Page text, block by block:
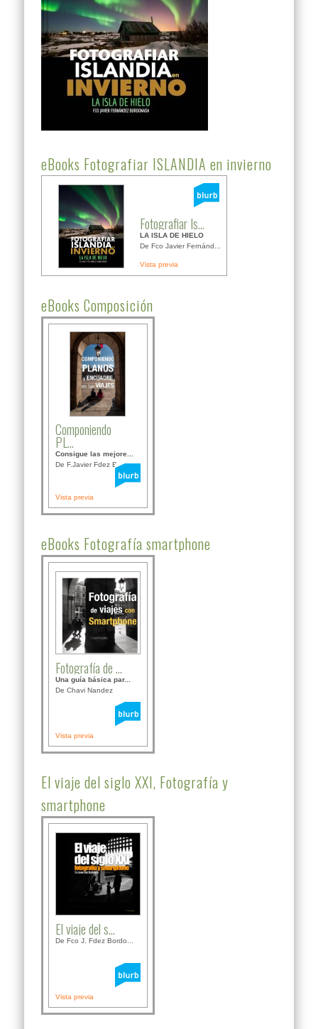
eBooks Fotografiar ISLANDIA en invierno
Fotografiar Is...
LA ISLA DE HIELO
De Fco Javier Fernánd...
Vista previa
eBooks Composición
Componiendo
PL...
Consigue las mejore...
De F.Javier Fdez Bor...
Vista previa
eBooks Fotografía smartphone
Fotografía de ...
Una guía básica par...
De Chavi Nandez
Vista previa
El viaje del siglo XXI, Fotografía y
smartphone
El viaje del s...
De Fco J. Fdez Bordo...
Vista previa